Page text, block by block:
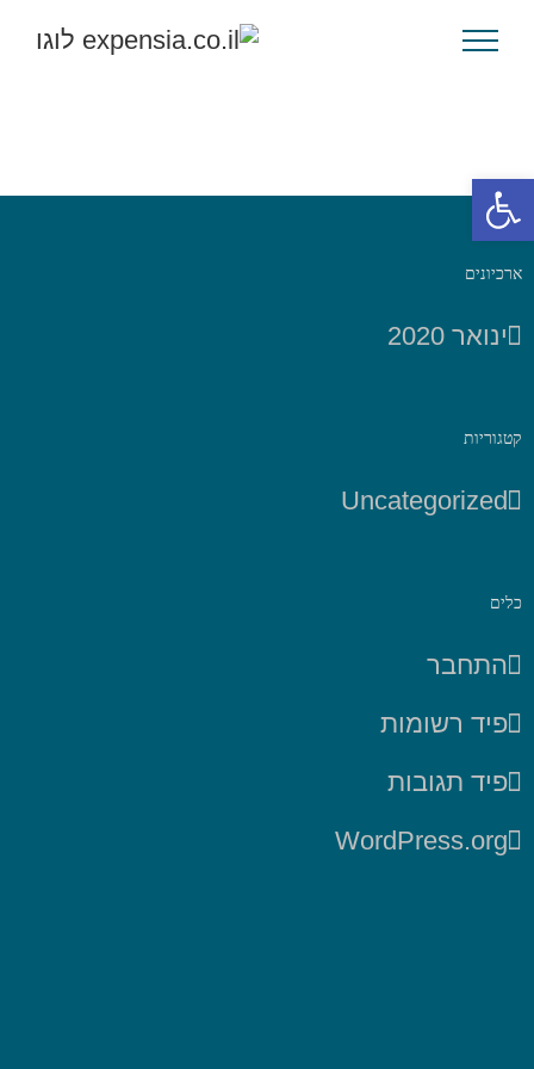
פתח סרגל נגישות
לתוכן
ארכיונים
ינואר 2020
קטגוריות
Uncategorized
כלים
התחבר
פיד רשומות
פיד תגובות
WordPress.org